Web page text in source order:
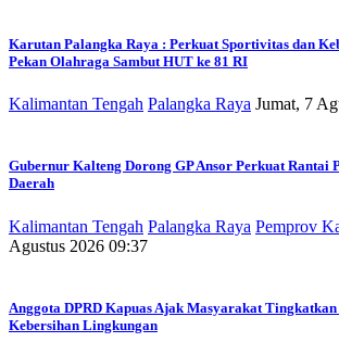
Karutan Palangka Raya : Perkuat Sportivitas dan
Pekan Olahraga Sambut HUT ke 81 RI
Kalimantan Tengah Palangka Raya Jumat, 7
Gubernur Kalteng Dorong GP Ansor Perkuat Rantai
Daerah
Kalimantan Tengah Palangka Raya Pemprov
Agustus 2026 09:37
Anggota DPRD Kapuas Ajak Masyarakat
Kebersihan Lingkungan